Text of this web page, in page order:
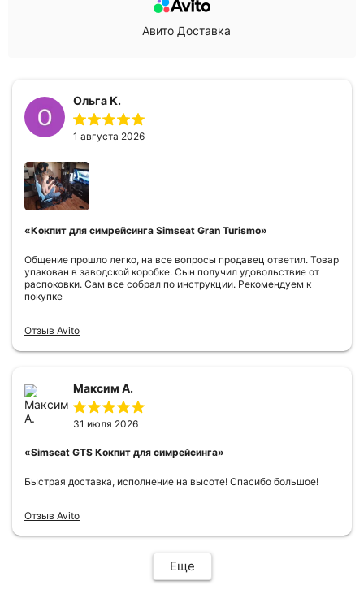
Авито Доставка
Ольга К.
1 августа 2026
«Кокпит для симрейсинга Simseat Gran Turismo»
Общение прошло легко, на все вопросы продавец ответил. Товар
упакован в заводской коробке. Сын получил удовольствие от
распоковки. Сам все собрал по инструкции. Рекомендуем к
покупке
Отзыв Avito
Максим А.
31 июля 2026
«Simseat GTS Кокпит для симрейсинга»
Быстрая доставка, исполнение на высоте! Спасибо большое!
Отзыв Avito
Еще